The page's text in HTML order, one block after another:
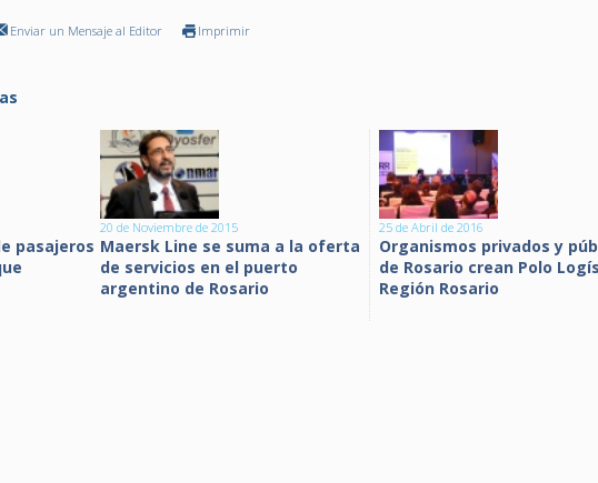
Enviar un Mensaje al Editor Imprimir
pasajeros
20 de Noviembre de 2015
Maersk Line se suma a la oferta
de servicios en el puerto
argentino de Rosario
25 de Abril de 2016
Organismos privados y
de Rosario crean Polo
Región Rosario